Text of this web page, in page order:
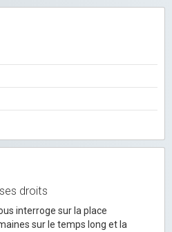
droits
interroge sur la place
sur le temps long et la